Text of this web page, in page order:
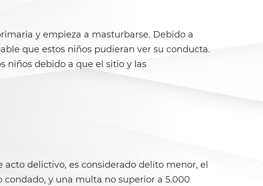
y empieza a masturbarse. Debido a
que estos niños pudieran ver su conducta.
niños debido a que el sitio y las
delictivo, es considerado delito menor, el
y una multa no superior a 5.000